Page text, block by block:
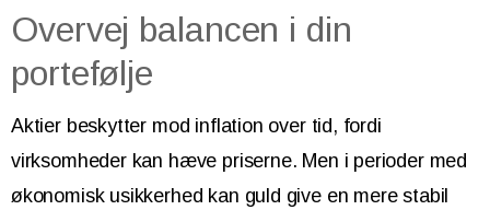
Overvej balancen i din
portefølje
Aktier beskytter mod inflation over tid, fordi
virksomheder kan hæve priserne. Men i perioder med
økonomisk usikkerhed kan guld give en mere stabil